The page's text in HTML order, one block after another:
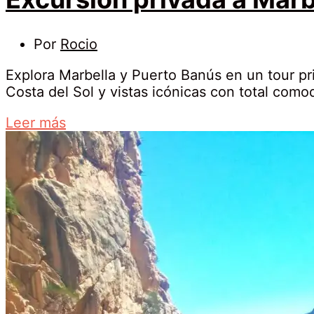
29
2026
2026-
29T13:12:25+02:00
21
2026
Por Rocio
Excursión
privada
Marbella
y
Puerto
Banús
Explora Marbella y Puerto Banús en un tour
Costa del Sol y vistas icónicas con total
Leer másabout
an
interesting
article
to
read